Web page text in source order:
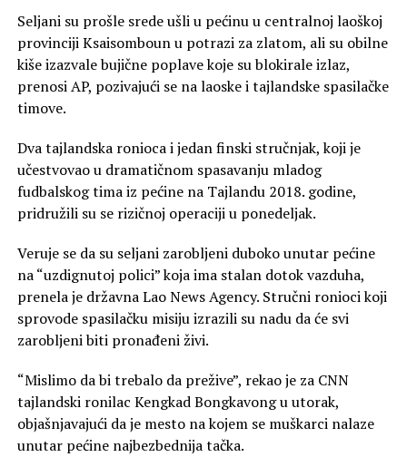
Seljani su prošle srede ušli u pećinu u centralnoj laoškoj
provinciji Ksaisomboun u potrazi za zlatom, ali su obilne
kiše izazvale bujične poplave koje su blokirale izlaz,
prenosi AP, pozivajući se na laoske i tajlandske spasilačke
timove.
Dva tajlandska ronioca i jedan finski stručnjak, koji je
učestvovao u dramatičnom spasavanju mladog
fudbalskog tima iz pećine na Tajlandu 2018. godine,
pridružili su se rizičnoj operaciji u ponedeljak.
Veruje se da su seljani zarobljeni duboko unutar pećine
na “uzdignutoj polici” koja ima stalan dotok vazduha,
prenela je državna Lao News Agency. Stručni ronioci koji
sprovode spasilačku misiju izrazili su nadu da će svi
zarobljeni biti pronađeni živi.
“Mislimo da bi trebalo da prežive”, rekao je za CNN
tajlandski ronilac Kengkad Bongkavong u utorak,
objašnjavajući da je mesto na kojem se muškarci nalaze
unutar pećine najbezbednija tačka.